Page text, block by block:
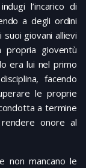
l’incarico di
a degli ordini
giovani allievi
gioventù
era lui nel primo
facendo
le proprie
a termine
onore al
non mancano le